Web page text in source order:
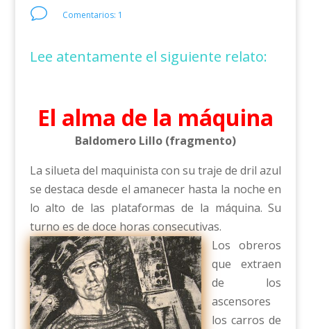
v Comentarios: 1
Lee atentamente el siguiente relato:
El alma de la máquina
Baldomero Lillo (fragmento)
La silueta del maquinista con su traje de dril azul
se destaca desde el amanecer hasta la noche en
lo alto de las plataformas de la máquina. Su
turno es de doce horas consecutivas.
Los obreros
que extraen
de los
ascensores
los carros de